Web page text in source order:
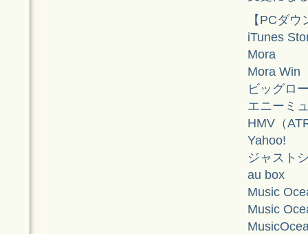
【PCダ
iTunes
Mora
Mora Win
ビッグロ
エニーミ
HMV（
Yahoo!
ジャスト
au box
Music
Music